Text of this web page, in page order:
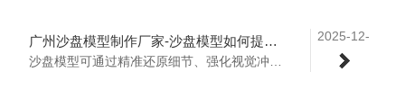
2025-12-
11
广州沙盘模型制作厂家-沙盘模型如何提升项目吸引度？